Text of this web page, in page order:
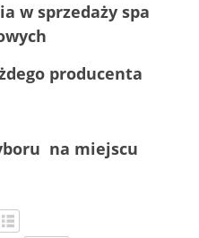
w sprzedaży spa
producenta
na miejscu